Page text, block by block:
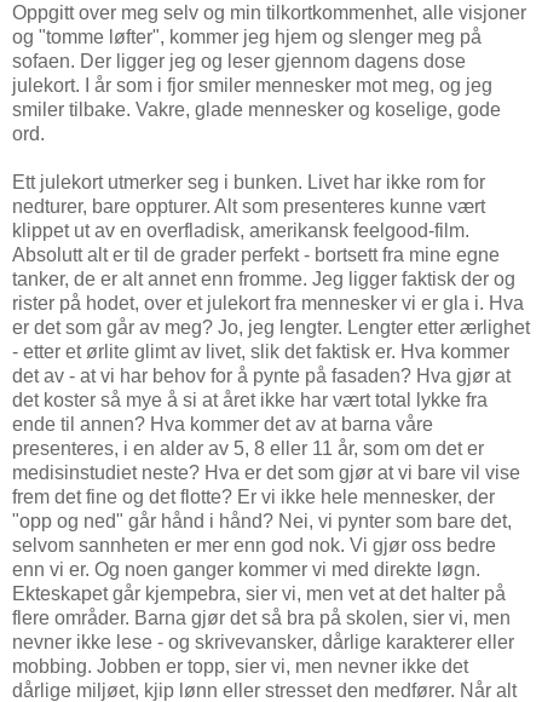
Oppgitt over meg selv og min tilkortkommenhet, alle visjoner
og "tomme løfter", kommer jeg hjem og slenger meg på
sofaen. Der ligger jeg og leser gjennom dagens dose
julekort. I år som i fjor smiler mennesker mot meg, og jeg
smiler tilbake. Vakre, glade mennesker og koselige, gode
ord.
Ett julekort utmerker seg i bunken. Livet har ikke rom for
nedturer, bare oppturer. Alt som presenteres kunne vært
klippet ut av en overfladisk, amerikansk feelgood-film.
Absolutt alt er til de grader perfekt - bortsett fra mine egne
tanker, de er alt annet enn fromme. Jeg ligger faktisk der og
rister på hodet, over et julekort fra mennesker vi er gla i. Hva
er det som går av meg? Jo, jeg lengter. Lengter etter ærlighet
- etter et ørlite glimt av livet, slik det faktisk er. Hva kommer
det av - at vi har behov for å pynte på fasaden? Hva gjør at
det koster så mye å si at året ikke har vært total lykke fra
ende til annen? Hva kommer det av at barna våre
presenteres, i en alder av 5, 8 eller 11 år, som om det er
medisinstudiet neste? Hva er det som gjør at vi bare vil vise
frem det fine og det flotte? Er vi ikke hele mennesker, der
"opp og ned" går hånd i hånd? Nei, vi pynter som bare det,
selvom sannheten er mer enn god nok. Vi gjør oss bedre
enn vi er. Og noen ganger kommer vi med direkte løgn.
Ekteskapet går kjempebra, sier vi, men vet at det halter på
flere områder. Barna gjør det så bra på skolen, sier vi, men
nevner ikke lese - og skrivevansker, dårlige karakterer eller
mobbing. Jobben er topp, sier vi, men nevner ikke det
dårlige miljøet, kjip lønn eller stresset den medfører. Når alt